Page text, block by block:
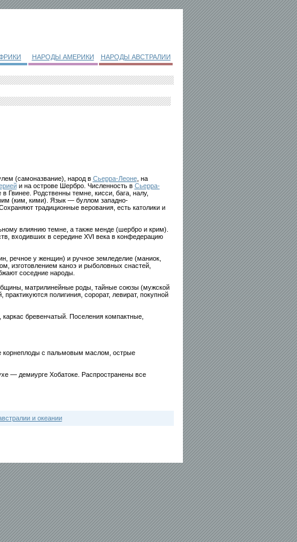
НАРОДЫ АМЕРИКИ НАРОДЫ АВСТРАЛИИ
(самоназвание), народ в Сьерра-Леоне, на
и на острове Шербро. Численность в Сьерра-
Гвинее. Родственны темне, кисси, бага, налу,
(ким, кими). Язык — буллом западно-
традиционные верования, есть католики и
влиянию темне, а также менде (шербро и крим).
входивших в середине XVI века в конфедерацию
речное у женщин) и ручное земледелие (маниок,
изготовлением каноэ и рыболовных снастей,
соседние народы.
матрилинейные роды, тайные союзы (мужской
полигиния, сорорат, левират, покупной
бревенчатый. Поселения компактные,
корнеплоды с пальмовым маслом, острые
— демиурге Хобатоке. Распространены все
и океании